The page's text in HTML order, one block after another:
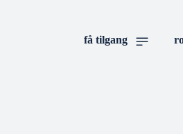
få tilgang